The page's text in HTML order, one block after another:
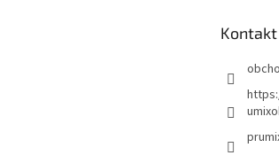
Kontakt